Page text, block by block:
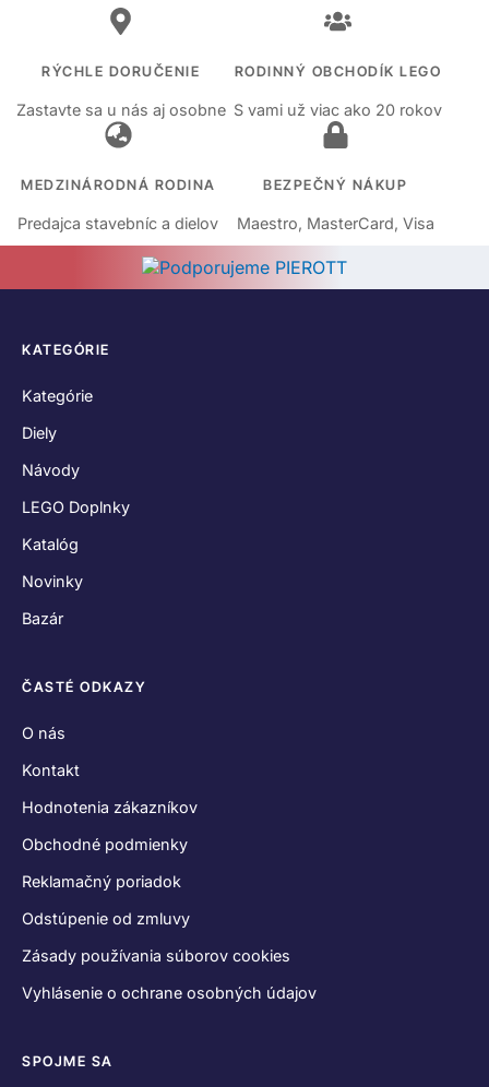
RÝCHLE DORUČENIE
Zastavte sa u nás aj osobne
RODINNÝ OBCHODÍK LEGO
S vami už viac ako 20 rokov
MEDZINÁRODNÁ RODINA
Predajca stavebníc a dielov
BEZPEČNÝ NÁKUP
Maestro, MasterCard, Visa
KATEGÓRIE
Kategórie
Diely
Návody
LEGO Doplnky
Katalóg
Novinky
Bazár
ČASTÉ ODKAZY
O nás
Kontakt
Hodnotenia zákazníkov
Obchodné podmienky
Reklamačný poriadok
Odstúpenie od zmluvy
Zásady používania súborov cookies
Vyhlásenie o ochrane osobných údajov
SPOJME SA